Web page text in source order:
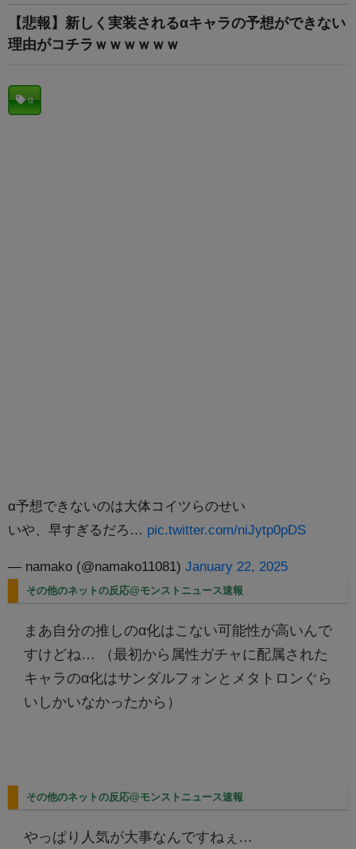
【悲報】新しく実装されるαキャラの予想ができない
理由がコチラｗｗｗｗｗｗ
α
α予想できないのは大体コイツらのせい
いや、早すぎるだろ… pic.twitter.com/niJytp0pDS
— namako (@namako11081) January 22, 2025
その他のネットの反応@モンストニュース速報
まあ自分の推しのα化はこない可能性が高いんで
すけどね… （最初から属性ガチャに配属された
キャラのα化はサンダルフォンとメタトロンぐら
いしかいなかったから）
その他のネットの反応@モンストニュース速報
やっぱり人気が大事なんですねぇ…